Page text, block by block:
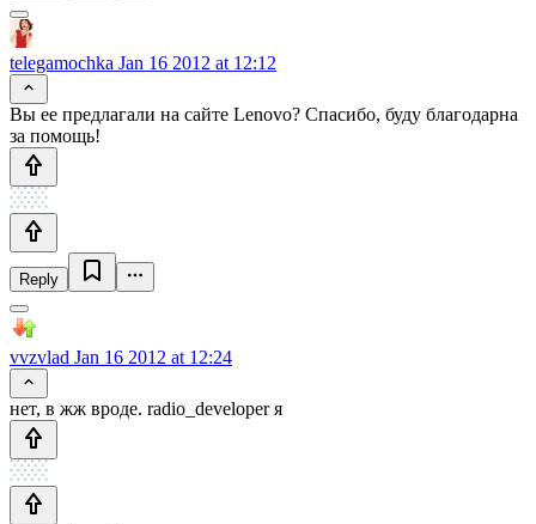
telegamochka Jan 16 2012 at 12:12
Вы ее предлагали на сайте Lenovo? Спасибо, буду благодарна
за помощь!
Reply
vvzvlad Jan 16 2012 at 12:24
нет, в жж вроде. radio_developer я